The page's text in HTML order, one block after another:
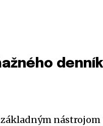
nástrojom